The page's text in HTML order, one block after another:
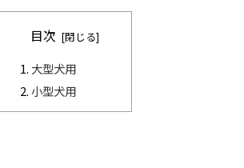
目次
大型犬用
小型犬用